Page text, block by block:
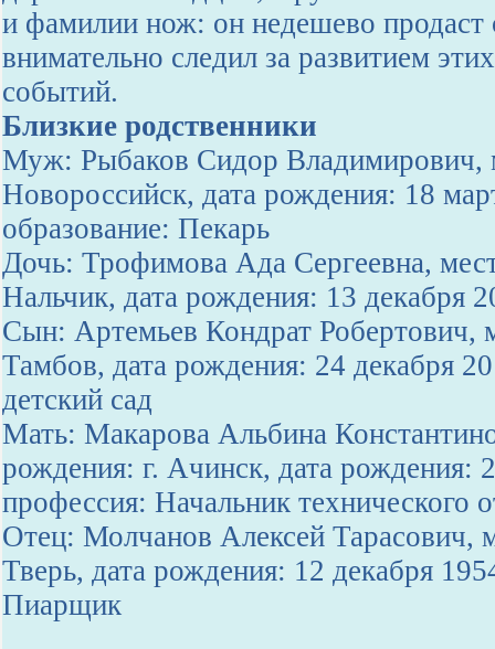
и фамилии нож: он недешево продаст
внимательно следил за развитием
событий.
Близкие родственники
Муж: Рыбаков Сидор Владимирович,
Новороссийск, дата рождения: 18
образование: Пекарь
Дочь: Трофимова Ада Сергеевна,
Нальчик, дата рождения: 13 декабря
Сын: Артемьев Кондрат Робертович,
Тамбов, дата рождения: 24 декабря
детский сад
Мать: Макарова Альбина
рождения: г. Ачинск, дата рождения:
профессия: Начальник технического
Отец: Молчанов Алексей Тарасович,
Тверь, дата рождения: 12 декабря
Пиарщик